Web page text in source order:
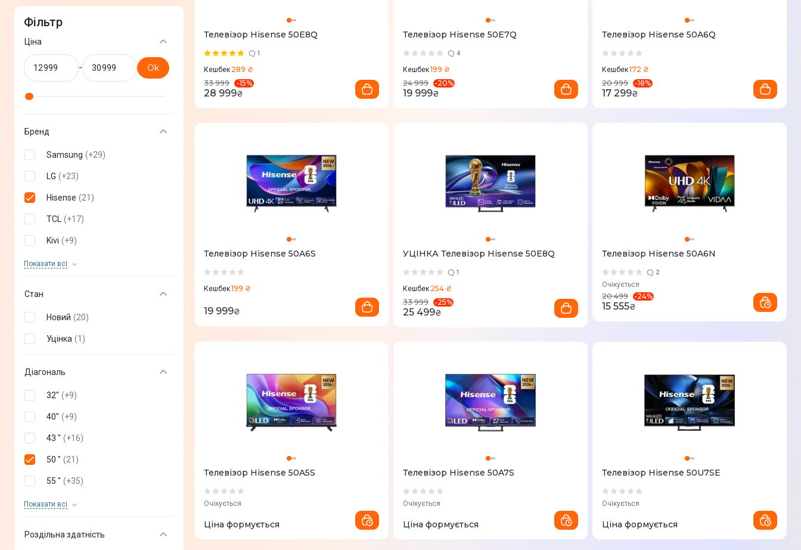
Фільтр
Ціна
- Ok
Бренд
Samsung (+29)
LG (+23)
Hisense (21 )
TCL (+17)
Kivi (+9)
Показати всi
Sony +2
Gazer
Xiaomi (
Haier (+
Skyworth
ERGO (+
2E ( +4 )
Thomson (+2)
Стан
Новий (20)
Уцінка (1 )
Діагональ
32" (+9)
40" (+9)
43 " (+16)
50 " (21 )
55 " (+35)
Показати всi
58" (+ 2)
Роздільна здатність
Телевізор Hisense 50E8Q
1
Кешбек 289 ₴
33 999
-15%
28 999₴
Телевізор Hisense 50E7Q
4
Кешбек199 ₴
24 999
-20%
19 999₴
Телевізор Hisense 50A6Q
Кешбек172 ₴
20 999
-18%
17 299₴
Телевізор Hisense 50A6S
Кешбек199 ₴
19 999₴
УЦІНКА Телевізор Hisense 50E8Q
1
Кешбек 254 ₴
33 999
-25%
25 499₴
Телевізор Hisense 50A6N
2
Очікується
20 499 -24%
15 555₴
Телевізор Hisense 50A5S
Очікується
Ціна формується
Телевізор Hisense 50A7S
Очікується
Ціна формується
Телевізор Hisense 50U7SE
Очікується
Ціна формується